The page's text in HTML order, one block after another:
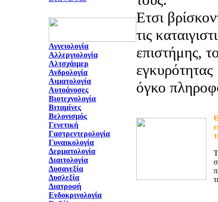
Αγγειολογία
Αλλεργιολογία
Αλτσχάιμερ
Ανδρολογία
Αιματολογία
Αυτοάνοσες
Βιοτεχνολογία
Βιταμίνες
Βελονισμός
Γενετική
Γαστρεντερολογία
Γυναικολογία
Δερματολογία
Διαιτολογία
Δυσανεξία
Δυσλεξία
Διατροφή
Ενδοκρινολογία
Ετσι
τις
επιστήμης,
όγκο